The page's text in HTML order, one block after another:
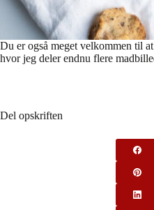
Du er også meget velkommen til
hvor jeg deler endnu flere
Del opskriften